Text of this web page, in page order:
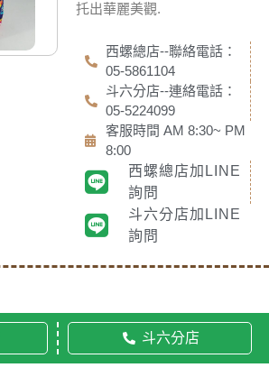
托出華麗美觀.
西螺總店--聯絡電話：
05-5861104
斗六分店--連絡電話：
05-5224099
客服時間 AM 8:30~ PM
8:00
西螺總店加LINE
詢問
斗六分店加LINE
詢問
斗六分店